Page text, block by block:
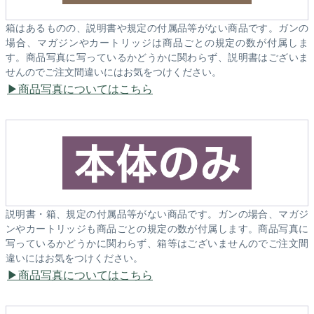
箱はあるものの、説明書や規定の付属品等がない商品です。ガンの
場合、マガジンやカートリッジは商品ごとの規定の数が付属しま
す。商品写真に写っているかどうかに関わらず、説明書はございま
せんのでご注文間違いにはお気をつけください。
商品写真についてはこちら
説明書・箱、規定の付属品等がない商品です。ガンの場合、マガジ
ンやカートリッジも商品ごとの規定の数が付属します。商品写真に
写っているかどうかに関わらず、箱等はございませんのでご注文間
違いにはお気をつけください。
商品写真についてはこちら